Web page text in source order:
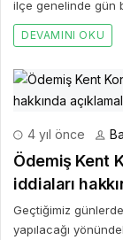
ilçe genelinde gün
DEVAMINI OKU
4 yıl önce
Ödemiş Kent
iddiaları
Geçtiğimiz
yapılacağı